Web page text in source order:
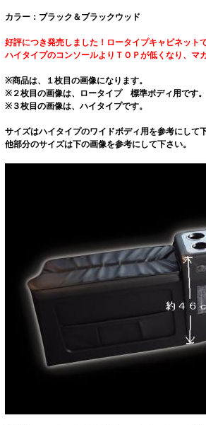
カラー：ブラック＆ブラックウッド
好評につき発売しました！ロータイプキャビネットで
ハイタイプのコンソールよりＴＯＰが低くなり、マ
※商品は、１枚目の画像になります。
※２枚目の画像は、ロータイプ 標準ボディ用です。
※３枚目の画像は、ハイタイプです。
サイズはハイタイプのワイドボディ用を参考にして下
他部分のサイズは下の画像を参考にして下さい。